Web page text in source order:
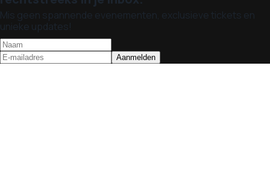
Mis geen spannende evenementen, exclusieve tickets en
unieke updates!